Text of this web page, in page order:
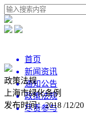
首页
新闻资讯
通知公告
政策法规
尽责参与
政策法规
上海市绿化条例
发布时间：2018 /12/20